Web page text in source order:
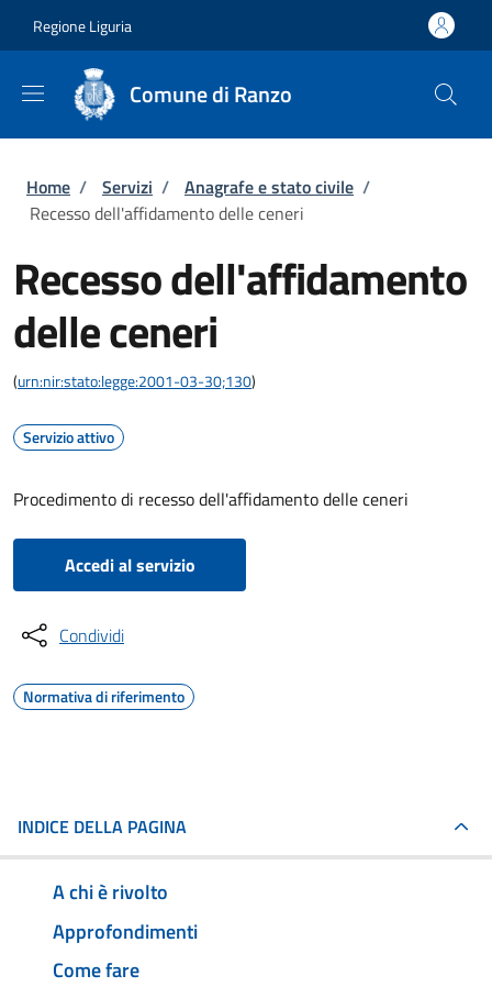
Regione Liguria
Comune di Ranzo
Briciole di pane
Home / Servizi / Anagrafe e stato civile /
Recesso dell'affidamento delle ceneri
Recesso dell'affidamento
delle ceneri
(urn:nir:stato:legge:2001-03-30;130)
Servizio attivo
Procedimento di recesso dell'affidamento delle ceneri
Accedi al servizio
Condividi
Normativa di riferimento
INDICE DELLA PAGINA
A chi è rivolto
Approfondimenti
Come fare